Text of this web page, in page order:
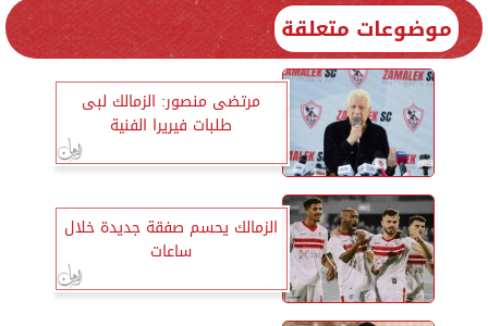
موضوعات متعلقة
مرتضى منصور: الزمالك لبى
طلبات فيريرا الفنية
الزمالك يحسم صفقة جديدة خلال
ساعات